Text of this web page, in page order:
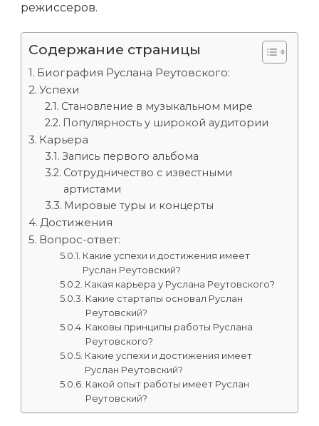
режиссеров.
Содержание страницы
Биография Руслана Реутовского:
Успехи
Становление в музыкальном мире
Популярность у широкой аудитории
Карьера
Запись первого альбома
Сотрудничество с известными
артистами
Мировые туры и концерты
Достижения
Вопрос-ответ:
Какие успехи и достижения имеет
Руслан Реутовский?
Какая карьера у Руслана Реутовского?
Какие стартапы основал Руслан
Реутовский?
Каковы принципы работы Руслана
Реутовского?
Какие успехи и достижения имеет
Руслан Реутовский?
Какой опыт работы имеет Руслан
Реутовский?